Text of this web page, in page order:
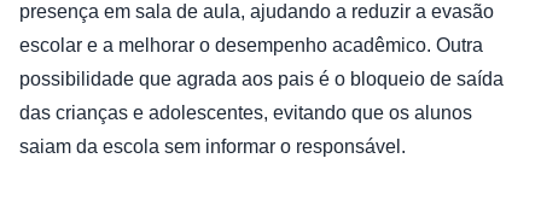
presença em sala de aula, ajudando a reduzir a evasão
escolar e a melhorar o desempenho acadêmico. Outra
possibilidade que agrada aos pais é o bloqueio de saída
das crianças e adolescentes, evitando que os alunos
saiam da escola sem informar o responsável.